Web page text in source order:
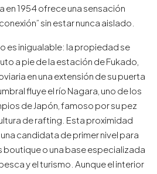
en 1954 ofrece una sensación
sin estar nunca aislado.
es inigualable: la propiedad se
a pie de la estación de Fukado,
en una extensión de su puerta
fluye el río Nagara, uno de los
de Japón, famoso por su pez
de rafting. Esta proximidad
candidata de primer nivel para
boutique o una base especializada
y el turismo. Aunque el interior